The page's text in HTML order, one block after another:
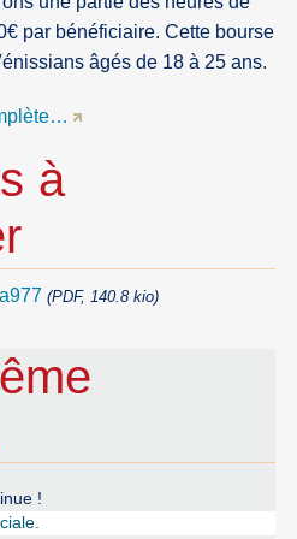
par bénéficiaire. Cette bourse
âgés de 18 à 25 ans.
à
(PDF, 140.8 kio)
!